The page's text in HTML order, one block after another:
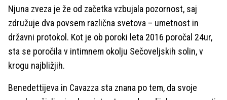
Njuna zveza je že od začetka vzbujala pozornost, saj
združuje dva povsem različna svetova – umetnost in
državni protokol. Kot je ob poroki leta 2016 poročal 24ur,
sta se poročila v intimnem okolju Sečoveljskih solin, v
krogu najbližjih.
Benedettijeva in Cavazza sta znana po tem, da svoje